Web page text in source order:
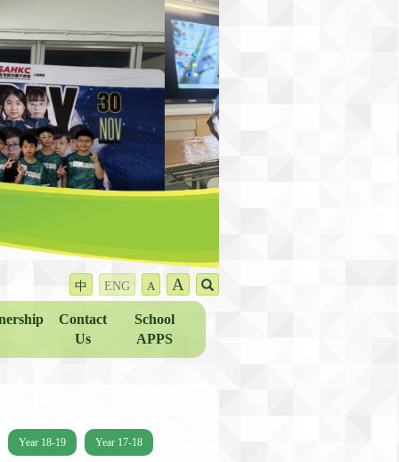
中 ENG A A
Contact
Us
School
APPS
Year 18-19 Year 17-18